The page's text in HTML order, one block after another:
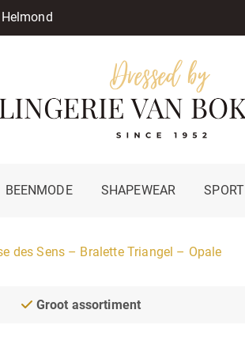
BEENMODE SHAPEWEAR SPORT
des Sens – Bralette Triangel – Opale
Groot assortiment